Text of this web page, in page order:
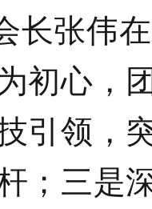
长张伟
初心，
引领，
；三是